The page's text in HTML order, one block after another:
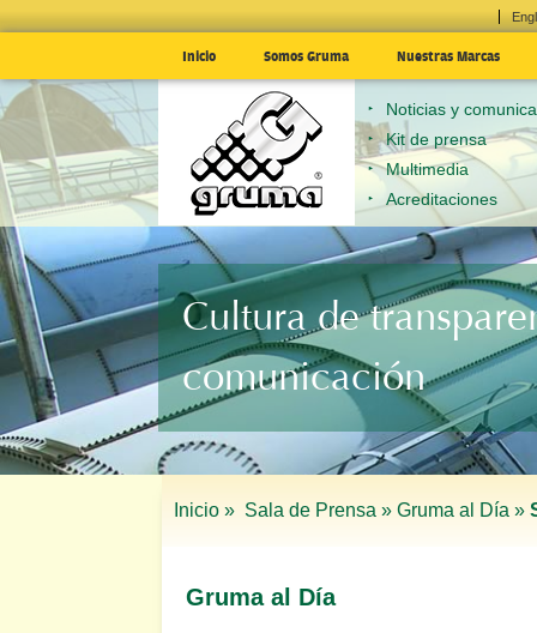
Inicio Somos Gruma Nuestras Marcas
Noticias y
Kit de prensa
Multimedia
Acreditaciones
Cultura de
comunicación
Inicio » Sala de Prensa » Gruma al Día »
Gruma al Día